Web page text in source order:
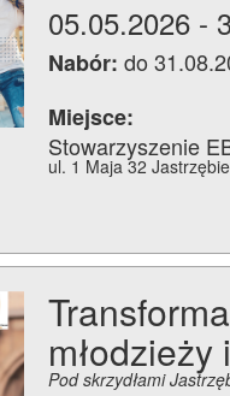
05.05.2026 -
Nabór: do
Miejsce:
Stowarzyszenie
ul. 1 Maja 32
młodzieży
Pod skrzydłami